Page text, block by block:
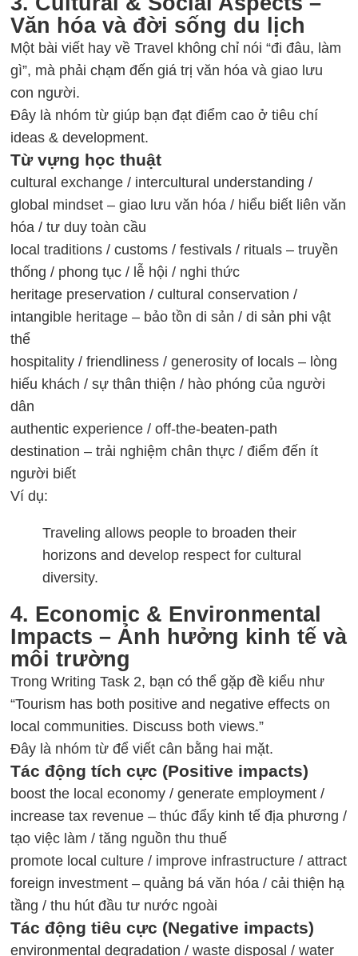
Văn hóa và đời sống du lịch
Một bài viết hay về Travel không chỉ nói “đi đâu, làm
gì”, mà phải chạm đến giá trị văn hóa và giao lưu
con người.
Đây là nhóm từ giúp bạn đạt điểm cao ở tiêu chí
ideas & development.
Từ vựng học thuật
cultural exchange / intercultural understanding /
global mindset – giao lưu văn hóa / hiểu biết liên văn
hóa / tư duy toàn cầu
local traditions / customs / festivals / rituals – truyền
thống / phong tục / lễ hội / nghi thức
heritage preservation / cultural conservation /
intangible heritage – bảo tồn di sản / di sản phi vật
thể
hospitality / friendliness / generosity of locals – lòng
hiếu khách / sự thân thiện / hào phóng của người
dân
authentic experience / off-the-beaten-path
destination – trải nghiệm chân thực / điểm đến ít
người biết
Ví dụ:
Traveling allows people to broaden their
horizons and develop respect for cultural
diversity.
4. Economic & Environmental
Impacts – Ảnh hưởng kinh tế và
môi trường
Trong Writing Task 2, bạn có thể gặp đề kiểu như
“Tourism has both positive and negative effects on
local communities. Discuss both views.”
Đây là nhóm từ để viết cân bằng hai mặt.
Tác động tích cực (Positive impacts)
boost the local economy / generate employment /
increase tax revenue – thúc đẩy kinh tế địa phương /
tạo việc làm / tăng nguồn thu thuế
promote local culture / improve infrastructure / attract
foreign investment – quảng bá văn hóa / cải thiện hạ
tầng / thu hút đầu tư nước ngoài
Tác động tiêu cực (Negative impacts)
environmental degradation / waste disposal / water